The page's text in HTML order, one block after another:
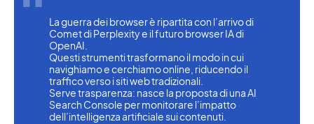
La guerra dei browser è ripartita con l’arrivo di
Comet di Perplexity e il futuro browser IA di
OpenAI.
Questi strumenti trasformano il modo in cui
navighiamo e cerchiamo online, riducendo il
traffico verso i siti web tradizionali.
Serve trasparenza: nasce la proposta di una AI
Search Console per monitorare l’impatto
dell’intelligenza artificiale sui contenuti.